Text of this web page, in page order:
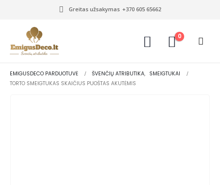
Greitas užsakymas +370 605 65662
0
EMIGUSDECO PARDUOTUVĖ ŠVENČIŲ ATRIBUTIKA, SMEIGTUKAI
TORTO SMEIGTUKAS SKAIČIUS PUOŠTAS AKUTĖMIS